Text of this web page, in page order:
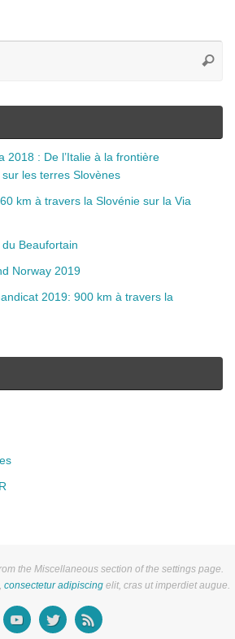
2018 : De l’Italie à la frontière
les terres Slovènes
km à travers la Slovénie sur la Via
Beaufortain
Norway 2019
2019: 900 km à travers la
the Miscellaneous section of the settings page.
consectetur adipiscingelit, cras ut imperdiet augue.